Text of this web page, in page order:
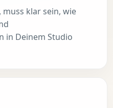
klar sein, wie
in Deinem Studio